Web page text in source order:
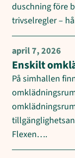
duschning före
trivselregler –
april 7, 2026
Enskilt
På simhallen
Flexen….